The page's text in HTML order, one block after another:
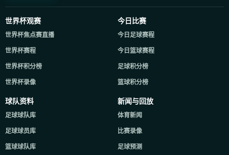
世界杯观赛
世界杯焦点赛直播
世界杯赛程
世界杯积分榜
世界杯录像
今日比赛
今日足球赛程
今日篮球赛程
足球积分榜
篮球积分榜
球队资料
足球球队库
足球球员库
篮球球队库
新闻与回放
体育新闻
比赛录像
足球预测